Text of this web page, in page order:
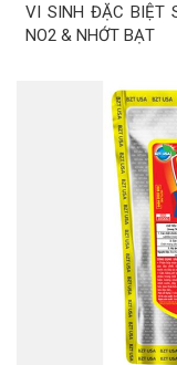
VI SINH ĐẶC BIỆT
NO2 & NHỚT BẠT